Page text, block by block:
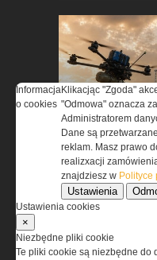
Pasywna
w ochronie
krytycznej
Informacja
o cookies
Klikacjąc "Zgoda"
"Odmowa" oznacza
Administratorem
Dane są
reklam. Masz prawo
realizxacji
znajdziesz w Polityce
Ustawienia
Ustawienia cookies
×
Niezbędne pliki cookie
Te pliki cookie są niezbędne do